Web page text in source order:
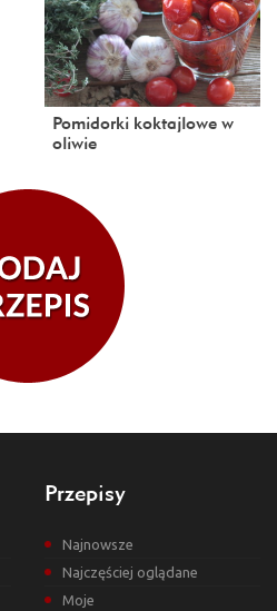
Pomidorki koktajlowe w
oliwie
Przepisy
Najnowsze
Najczęściej oglądane
Moje